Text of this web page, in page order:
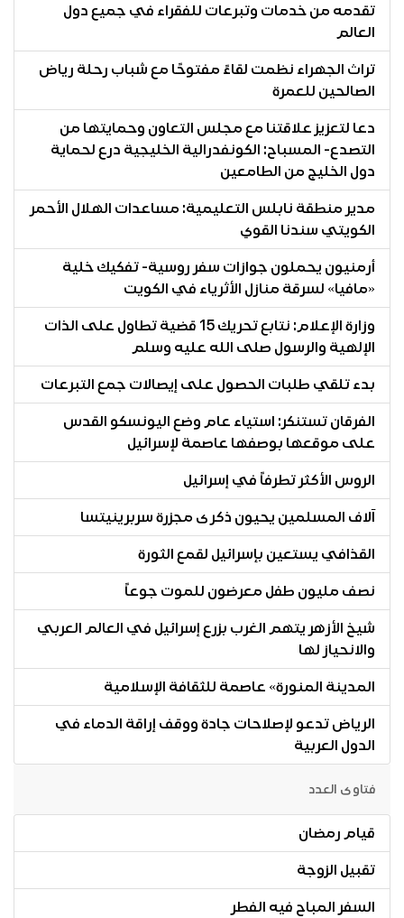
تقدمه من خدمات وتبرعات للفقراء في جميع دول
العالم
تراث الجهراء نظمت لقاءً مفتوحًا مع شباب رحلة رياض
الصالحين للعمرة
دعا لتعزيز علاقتنا مع مجلس التعاون وحمايتها من
التصدع- المسباح: الكونفدرالية الخليجية درع لحماية
دول الخليج من الطامعين
مدير منطقة نابلس التعليمية: مساعدات الهلال الأحمر
الكويتي سندنا القوي
أرمنيون يحملون جوازات سفر روسية- تفكيك خلية
«مافيا» لسرقة منازل الأثرياء في الكويت
وزارة الإعلام: نتابع تحريك 15 قضية تطاول على الذات
الإلهية والرسول صلى الله عليه وسلم
بدء تلقي طلبات الحصول على إيصالات جمع التبرعات
الفرقان تستنكر: استياء عام وضع اليونسكو القدس
على موقعها بوصفها عاصمة لإسرائيل
الروس الأكثر تطرفاً في إسرائيل
آلاف المسلمين يحيون ذكرى مجزرة سربرينيتسا
القذافي يستعين بإسرائيل لقمع الثورة
نصف مليون طفل معرضون للموت جوعاً
شيخ الأزهر يتهم الغرب بزرع إسرائيل في العالم العربي
والانحياز لها
المدينة المنورة» عاصمة للثقافة الإسلامية
الرياض تدعو لإصلاحات جادة ووقف إراقة الدماء في
الدول العربية
فتاوى العدد
قيام رمضان
تقبيل الزوجة
السفر المباح فيه الفطر